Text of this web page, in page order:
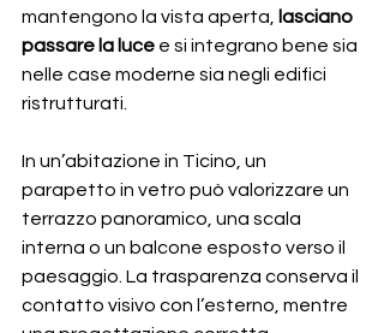
mantengono la vista aperta, lasciano
passare la luce e si integrano bene sia
nelle case moderne sia negli edifici
ristrutturati.
In un’abitazione in Ticino, un
parapetto in vetro può valorizzare un
terrazzo panoramico, una scala
interna o un balcone esposto verso il
paesaggio. La trasparenza conserva il
contatto visivo con l’esterno, mentre